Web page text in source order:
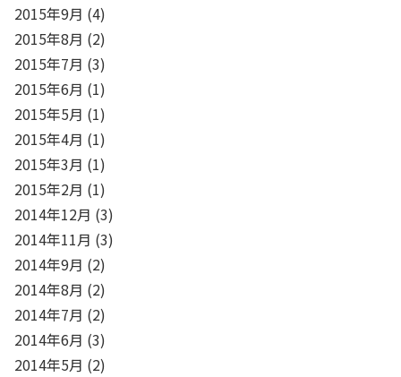
2015年9月 (4)
2015年8月 (2)
2015年7月 (3)
2015年6月 (1)
2015年5月 (1)
2015年4月 (1)
2015年3月 (1)
2015年2月 (1)
2014年12月 (3)
2014年11月 (3)
2014年9月 (2)
2014年8月 (2)
2014年7月 (2)
2014年6月 (3)
2014年5月 (2)